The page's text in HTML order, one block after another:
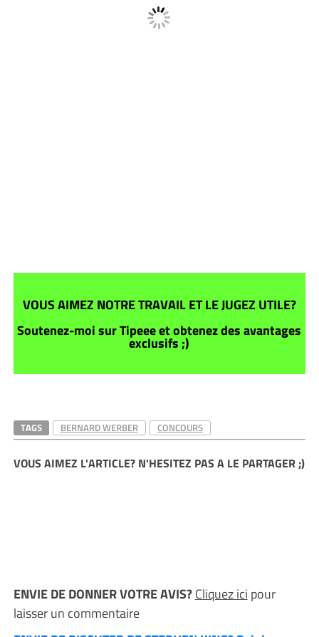
VOUS AIMEZ NOTRE TRAVAIL ET LE JUGEZ UTILE?
Soutenez-moi sur Tipeee et obtenez des avantages
exclusifs ;)
TAGS BERNARD WERBER CONCOURS
VOUS AIMEZ L'ARTICLE? N'HESITEZ PAS A LE PARTAGER ;)
ENVIE DE DONNER VOTRE AVIS?Cliquez ici pour
laisser un commentaire